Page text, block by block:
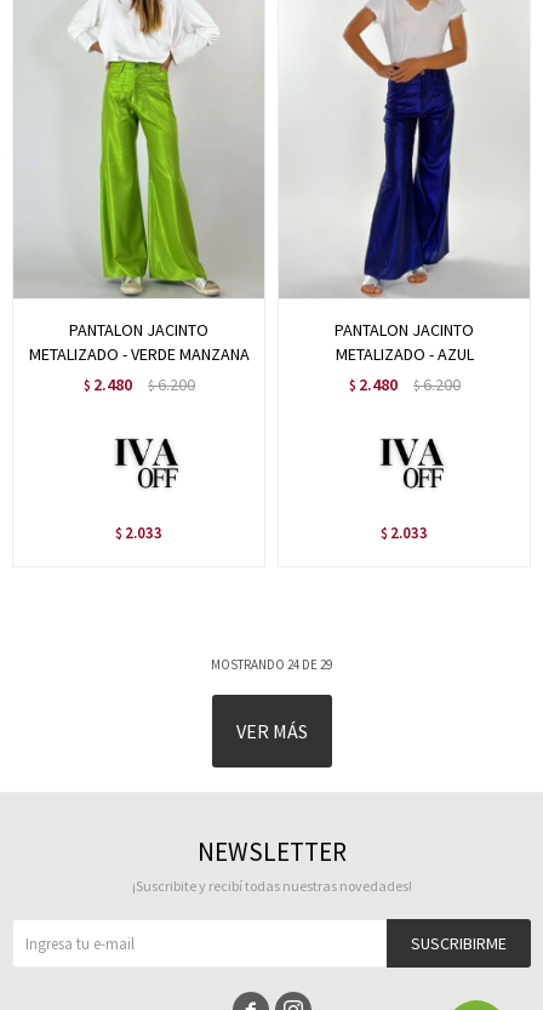
PANTALON JACINTO
METALIZADO - VERDE MANZANA
$ 2.480 $6.200
$ 2.033
PANTALON JACINTO
METALIZADO - AZUL
$ 2.480 $6.200
$ 2.033
MOSTRANDO 24 DE29
VER MÁS
NEWSLETTER
¡Suscribite y recibí todas nuestras novedades!
SUSCRIBIRME